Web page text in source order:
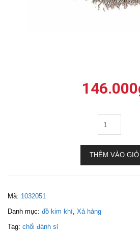
146.000
THÊM VÀO GIỎ
Mã: 1032051
Danh mục: đồ kim khí, Xả hàng
Tag: chổi đánh sỉ